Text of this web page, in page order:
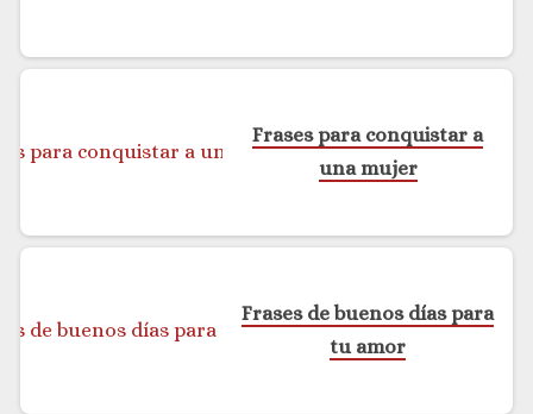
Frases para conquistar a
una mujer
Frases de buenos días para
tu amor